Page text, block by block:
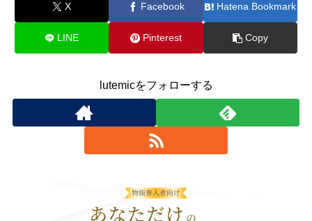
X Facebook Hatena Bookmark
LINE Pinterest Copy
lutemicをフォローする